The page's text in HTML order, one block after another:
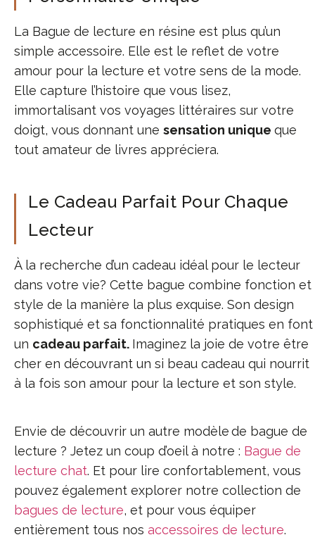
La Bague de lecture en résine est plus qu’un
simple accessoire. Elle est le reflet de votre
amour pour la lecture et votre sens de la mode.
Elle capture l’histoire que vous lisez,
immortalisant vos voyages littéraires sur votre
doigt, vous donnant une sensation unique que
tout amateur de livres appréciera.
Le Cadeau Parfait Pour Chaque
Lecteur
À la recherche d’un cadeau idéal pour le lecteur
dans votre vie? Cette bague combine fonction et
style de la manière la plus exquise. Son design
sophistiqué et sa fonctionnalité pratiques en font
un cadeau parfait. Imaginez la joie de votre être
cher en découvrant un si beau cadeau qui nourrit
à la fois son amour pour la lecture et son style.
Envie de découvrir un autre modèle de bague de
lecture ? Jetez un coup d’oeil à notre : Bague de
lecture chat. Et pour lire confortablement, vous
pouvez également explorer notre collection de
bagues de lecture, et pour vous équiper
entièrement tous nos accessoires de lecture.